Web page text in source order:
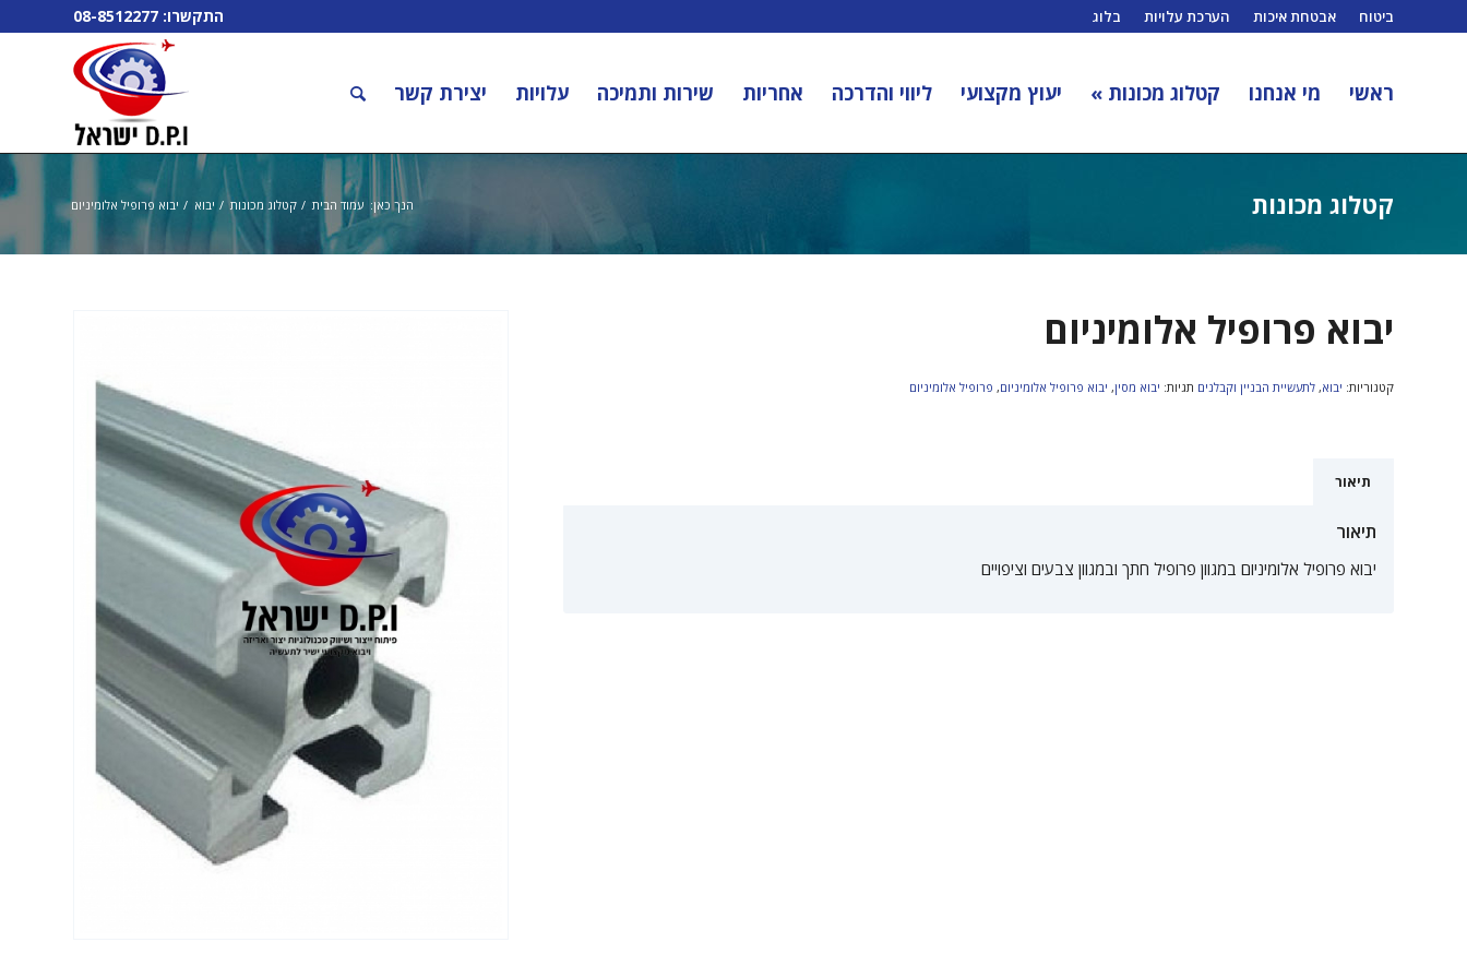
ביטוח אבטחת איכות הערכת עלויות בלוג התקשרו: 08-8512277
ראשי מי אנחנו קטלוג מכונות » יעוץ מקצועי ליווי והדרכה אחריות שירות ותמיכה עלויות יצירת קשר
קטלוג מכונות הנך כאן: עמוד הבית / קטלוג מכונות / יבוא / יבוא פרופיל אלומיניום
יבוא פרופיל אלומיניום
קטגוריות: יבוא, לתעשיית הבניין וקבלנים תגיות: יבוא מסין, יבוא פרופיל אלומיניום, פרופיל אלומיניום
תיאור
תיאור
יבוא פרופיל אלומיניום במגוון פרופיל חתך ובמגוון צבעים וציפויים